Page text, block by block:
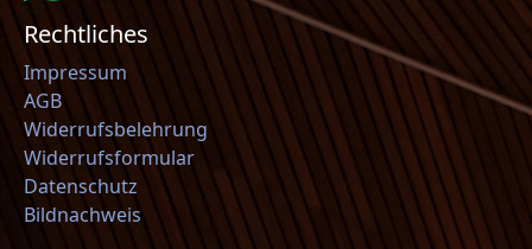
Rechtliches
Impressum
AGB
Widerrufsbelehrung
Widerrufsformular
Datenschutz
Bildnachweis